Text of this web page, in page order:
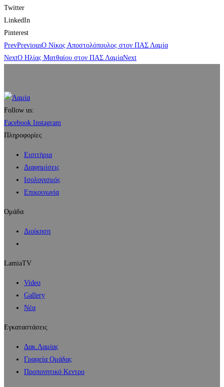
Twitter
LinkedIn
Pinterest
PrevPreviousΟ Νίκος Αποστολόπουλος στον ΠΑΣ Λαμία
NextΟ Ηλίας Ματθαίου στον ΠΑΣ ΛαμίαNext
Follow us:
Facebook Instagram
Πληροφορίες
Εισιτήρια
Διαφημίσεις
Ισολογισμός
Επικοινωνία
Ομάδα
Διοίκηση
LamiaTV
Video
Gallery
Νέα
Εγκαταστάσεις
Δακ.Λαμίας
Γραφεία Ομάδας
Προπονητικό Κεντρο